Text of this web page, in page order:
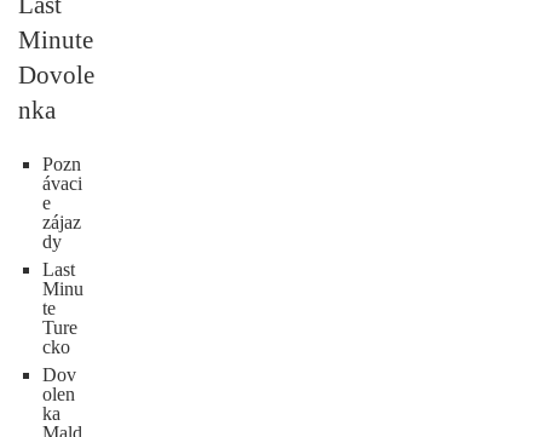
Minute
Dovole
nka
Pozn
ávaci
e
zájaz
dy
Last
Minu
te
Ture
cko
Dov
olen
ka
Mald